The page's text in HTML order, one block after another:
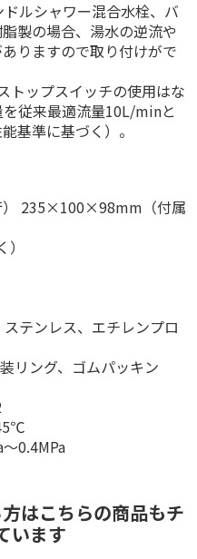
ルシャワー混合水栓、バ
製の場合、湯水の逆流や
りますので取り付けがで
トップスイッチの使用はな
従来最適流量10L/minと
基準に基づく）。
235×100×98mm（付属
テンレス、エチレンプロ
リング、ゴムパッキン
0.4MPa
はこちらの商品もチ
います